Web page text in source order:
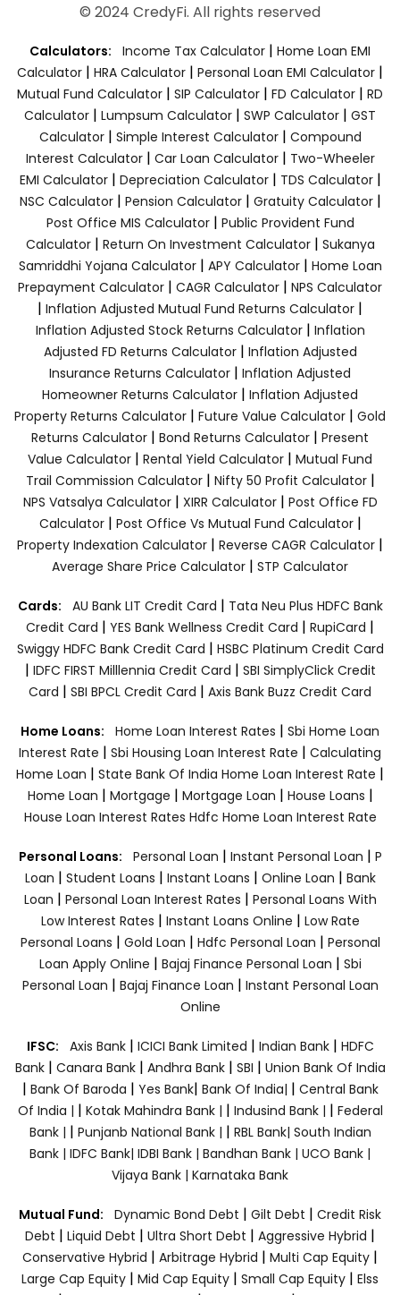
© 2024 CredyFi. All rights reserved
Calculators: Income Tax Calculator | Home Loan EMI
Calculator | HRA Calculator | Personal Loan EMI Calculator |
Mutual Fund Calculator | SIP Calculator | FD Calculator | RD
Calculator | Lumpsum Calculator | SWP Calculator | GST
Calculator| Simple Interest Calculator| Compound
Interest Calculator| Car Loan Calculator| Two-Wheeler
EMI Calculator| Depreciation Calculator| TDS Calculator|
NSC Calculator| Pension Calculator| Gratuity Calculator|
Post Office MIS Calculator| Public Provident Fund
Calculator| Return On Investment Calculator| Sukanya
Samriddhi Yojana Calculator| APY Calculator| Home Loan
Prepayment Calculator | CAGR Calculator | NPS Calculator
| Inflation Adjusted Mutual Fund Returns Calculator |
Inflation Adjusted Stock Returns Calculator| Inflation
Adjusted FD Returns Calculator| Inflation Adjusted
Insurance Returns Calculator | Inflation Adjusted
Homeowner Returns Calculator | Inflation Adjusted
Property Returns Calculator | Future Value Calculator | Gold
Returns Calculator | Bond Returns Calculator | Present
Value Calculator | Rental Yield Calculator | Mutual Fund
Trail Commission Calculator| Nifty 50 Profit Calculator|
NPS Vatsalya Calculator| XIRR Calculator| Post Office FD
Calculator| Post Office Vs Mutual Fund Calculator|
Property Indexation Calculator | Reverse CAGR Calculator |
Average Share Price Calculator | STP Calculator
Cards: AU Bank LIT Credit Card | Tata Neu Plus HDFC Bank
Credit Card | YES Bank Wellness Credit Card | RupiCard |
Swiggy HDFC Bank Credit Card | HSBC Platinum Credit Card
| IDFC FIRST Milllennia Credit Card | SBI SimplyClick Credit
Card | SBI BPCL Credit Card | Axis Bank Buzz Credit Card
Home Loans: Home Loan Interest Rates | Sbi Home Loan
Interest Rate | Sbi Housing Loan Interest Rate | Calculating
Home Loan | State Bank Of India Home Loan Interest Rate |
Home Loan | Mortgage | Mortgage Loan | House Loans |
House Loan Interest Rates Hdfc Home Loan Interest Rate
Personal Loans: Personal Loan | Instant Personal Loan | P
Loan | Student Loans | Instant Loans | Online Loan | Bank
Loan | Personal Loan Interest Rates | Personal Loans With
Low Interest Rates | Instant Loans Online | Low Rate
Personal Loans | Gold Loan | Hdfc Personal Loan | Personal
Loan Apply Online | Bajaj Finance Personal Loan | Sbi
Personal Loan | Bajaj Finance Loan | Instant Personal Loan
Online
IFSC: Axis Bank | ICICI Bank Limited | Indian Bank | HDFC
Bank| Canara Bank | Andhra Bank| SBI | Union Bank Of India
| Bank Of Baroda | Yes Bank| Bank Of India| | Central Bank
Of India | | Kotak Mahindra Bank | | Indusind Bank | | Federal
Bank | | Punjanb National Bank | | RBL Bank| South Indian
Bank | IDFC Bank| IDBI Bank | Bandhan Bank | UCO Bank |
Vijaya Bank | Karnataka Bank
Mutual Fund: Dynamic Bond Debt | Gilt Debt | Credit Risk
Debt | Liquid Debt | Ultra Short Debt | Aggressive Hybrid |
Conservative Hybrid | Arbitrage Hybrid | Multi Cap Equity |
Large Cap Equity | Mid Cap Equity | Small Cap Equity | Elss